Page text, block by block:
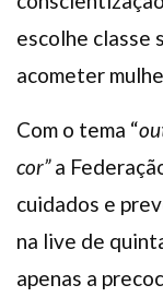
escolhe classe
acometer
Com o tema “
cor”a
cuidados e
na live de
apenas a